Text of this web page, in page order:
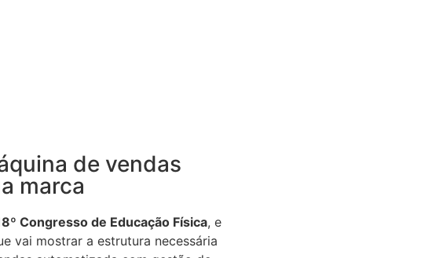
de vendas
marca
Congresso de Educação Física, e
vai mostrar a estrutura necessária